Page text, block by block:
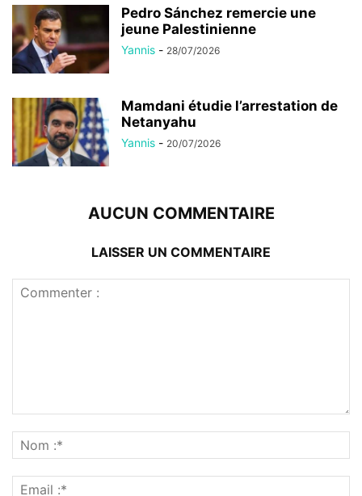
Pedro Sánchez remercie une
jeune Palestinienne
Yannis - 28/07/2026
Mamdani étudie l’arrestation de
Netanyahu
Yannis - 20/07/2026
AUCUN COMMENTAIRE
LAISSER UN COMMENTAIRE